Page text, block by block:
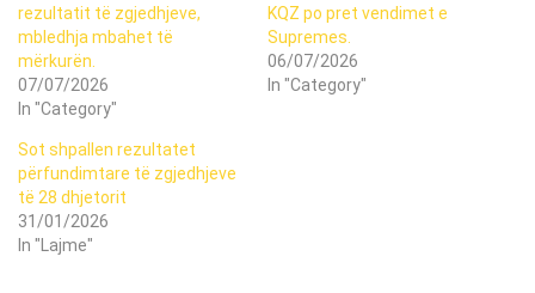
rezultatit të zgjedhjeve,
mbledhja mbahet të
mërkurën.
07/07/2026
In "Category"
KQZ po pret vendimet e
Supremes.
06/07/2026
In "Category"
Sot shpallen rezultatet
përfundimtare të zgjedhjeve
të 28 dhjetorit
31/01/2026
In "Lajme"